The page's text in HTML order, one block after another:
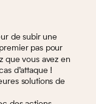
de subir une
pas pour
que vous avez en
d’attaque !
solutions de